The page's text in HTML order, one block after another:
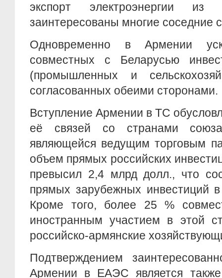
экспорт электроэнергии
заинтересованы многие соседние
Одновременно в Армении
совместных с Беларусью
(промышленных и
согласованных обеими сторонами.
Вступление Армении в ТС
её связей со странами
являющейся ведущим торговым
объем прямых российских
превысил 2,4 млрд долл., что
прямых зарубежных инвестиций
Кроме того, более 25 %
иностранным участием в этой
российско-армянские
Подтверждением
Армении в ЕАЭС является